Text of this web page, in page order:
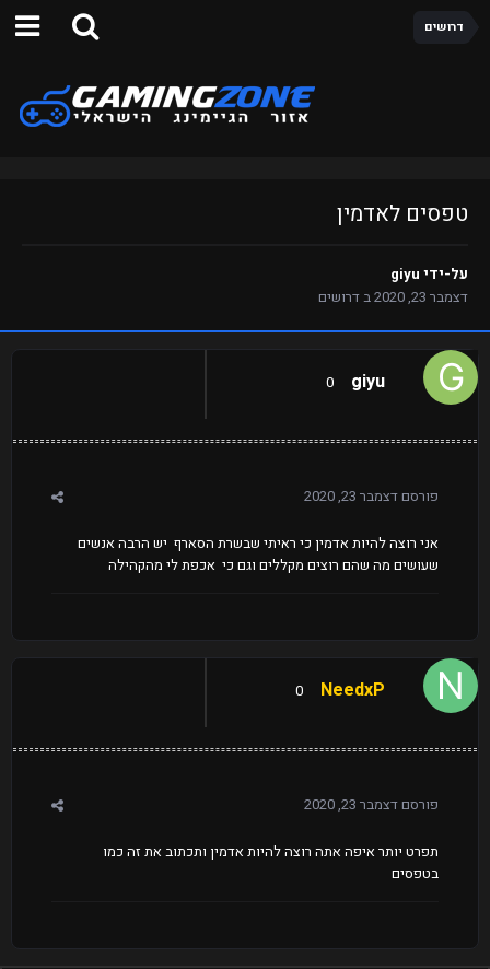
דרושים
טפסים לאדמין
על-ידי giyu
דצמבר 23, 2020
בדרושים
giyu
0
פורסםדצמבר 23, 2020
אני רוצה להיות אדמין כי ראיתי שבשרת הסארף יש הרבה אנשים
שעושים מה שהם רוצים מקללים וגם כי אכפת לי מהקהילה
NeedxP
0
פורסםדצמבר 23, 2020
תפרט יותר איפה אתה רוצה להיות אדמין ותכתוב את זה כמו
בטפסים